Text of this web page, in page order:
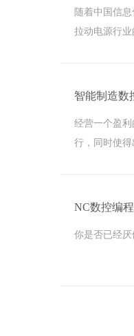
随着中国信
拉动电源行业
智能制造数
经营一个盈
行，同时使得
NC数控编
你是否已经厌